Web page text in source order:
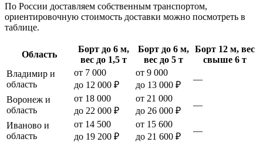
По России доставляем собственным транспортом,
ориентировочную стоимость доставки можно посмотреть в
таблице.
Область
Борт до 6 м,
вес до 1,5 т
Борт до 6 м,
вес до 5 т
Борт 12 м, вес
свыше 6 т
Владимир и
область
от 7 000
до 12 000 ₽
от 9 000
до 13 000 ₽
—
Воронеж и
область
от 18 000
до 22 000 ₽
от 21 000
до 26 000 ₽
—
Иваново и
область
от 14 500
до 19 200 ₽
от 15 600
до 21 600 ₽
—